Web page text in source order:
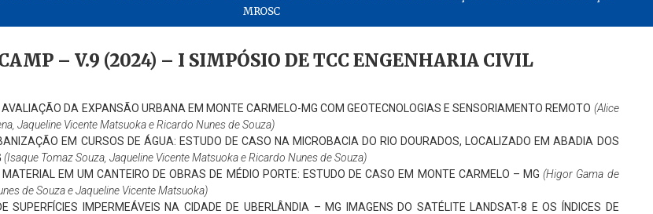
MROSC
– V.9 (2024) – I SIMPÓSIO DE TCC ENGENHARIA CIVIL
DA EXPANSÃO URBANA EM MONTE CARMELO-MG COM GEOTECNOLOGIAS E SENSORIAMENTO REMOTO (Alice
Jaqueline Vicente Matsuoka e Ricardo Nunes de Souza)
EM CURSOS DE ÁGUA: ESTUDO DE CASO NA MICROBACIA DO RIO DOURADOS, LOCALIZADO EM ABADIA DOS
(Isaque Tomaz Souza, Jaqueline Vicente Matsuoka e Ricardo Nunes de Souza)
MATERIAL EM UM CANTEIRO DE OBRAS DE MÉDIO PORTE: ESTUDO DE CASO EM MONTE CARMELO – MG (Higor Gama de
de Souza e Jaqueline Vicente Matsuoka)
SUPERFÍCIES IMPERMEÁVEIS NA CIDADE DE UBERLÂNDIA – MG IMAGENS DO SATÉLITE LANDSAT-8 E OS ÍNDICES DE